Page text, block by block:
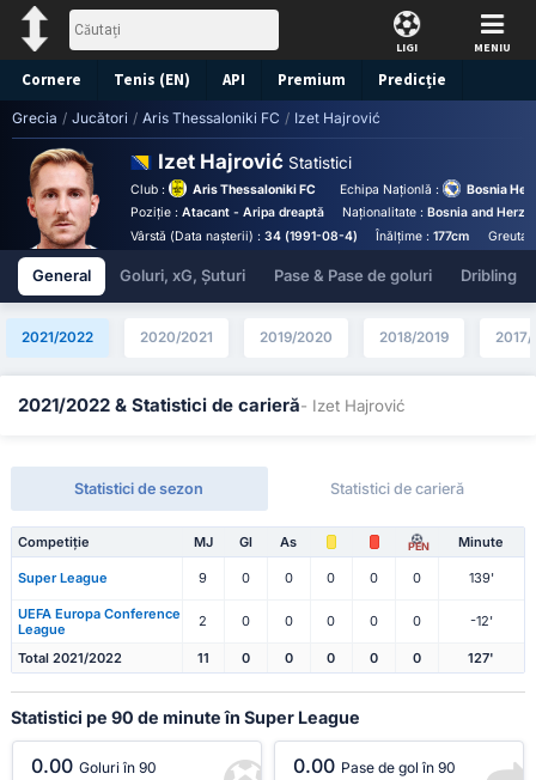
LIGI MENIU
Cornere Tenis (EN) API Premium Predicție
Grecia / Jucători / Aris Thessaloniki FC / Izet Hajrović
Izet Hajrović Statistici
Club : Aris Thessaloniki FC Echipa Naționlă :
Bosnia
Poziție : Atacant - Aripa dreaptă Naționalitate :Bosnia and
Vârstă (Data nașterii) : 34 (1991-08-4) Înălțime :177cm
General Goluri, xG, Șuturi Pase & Pase de goluri Dribling
2021/2022 2020/2021 2019/2020 2018/2019 2017/
2021/2022 & Statistici de carieră- Izet Hajrović
Statistici de sezon Statistici de carieră
Competiție MJ Gl As PEN Minute
Super League 9 0 0 0 0 0 139'
UEFA Europa Conference
League
2 0 0 0 0 0 -12'
Total 2021/2022 11 0 0 0 0 0 127'
Statistici pe 90 de minute în Super League
0.00 Goluri în 90 0.00 Pase de gol în 90